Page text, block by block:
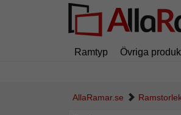
Ramtyp Övriga
AllaRamar.se